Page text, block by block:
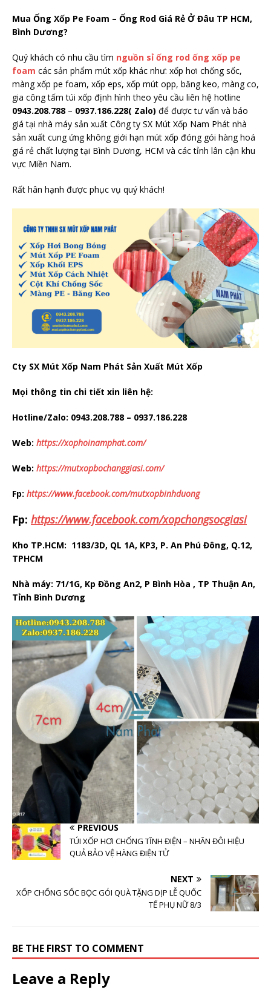
Mua Ống Xốp Pe Foam – Ống Rod Giá Rẻ Ở Đâu TP HCM,
Bình Dương?
Quý khách có nhu cầu tìm nguồn sỉ ống rod ống xốp pe
foam các sản phẩm mút xốp khác như: xốp hơi chống sốc,
màng xốp pe foam, xốp eps, xốp mút opp, băng keo, màng co,
gia công tấm túi xốp định hình theo yêu cầu liên hệ hotline
0943.208.788 – 0937.186.228( Zalo) để được tư vấn và báo
giá tại nhà máy sản xuất Công ty SX Mút Xốp Nam Phát nhà
sản xuất cung ứng không giới hạn mút xốp đóng gói hàng hoá
giá rẻ chất lượng tại Bình Dương, HCM và các tỉnh lân cận khu
vực Miền Nam.
Rất hân hạnh được phục vụ quý khách!
Cty SX Mút Xốp Nam Phát Sản Xuất Mút Xốp
Mọi thông tin chi tiết xin liên hệ:
Hotline/Zalo: 0943.208.788 – 0937.186.228
Web: https://xophoinamphat.com/
Web: https://mutxopbochanggiasi.com/
Fp: https://www.facebook.com/mutxopbinhduong
Fp: https://www.facebook.com/xopchongsocgiasi
Kho TP.HCM: 1183/3D, QL 1A, KP3, P. An Phú Đông, Q.12,
TPHCM
Nhà máy: 71/1G, Kp Đồng An2, P Bình Hòa , TP Thuận An,
Tỉnh Bình Dương
PREVIOUS
TÚI XỐP HƠI CHỐNG TĨNH ĐIỆN – NHÂN ĐÔI HIỆU
QUẢ BẢO VỆ HÀNG ĐIỆN TỬ
NEXT
XỐP CHỐNG SỐC BỌC GÓI QUÀ TẶNG DỊP LỄ QUỐC
TẾ PHỤ NỮ 8/3
BE THE FIRST TO COMMENT
Leave a Reply